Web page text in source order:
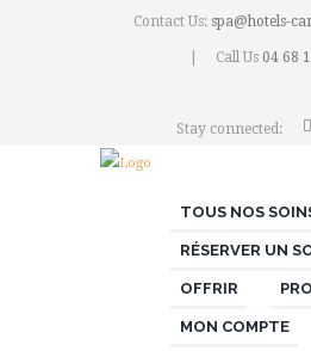
Contact Us: spa@hotels-
Call Us 04 68
Stay connected:
TOUS NOS
RÉSERVER UN
OFFRIR
MON COMPTE